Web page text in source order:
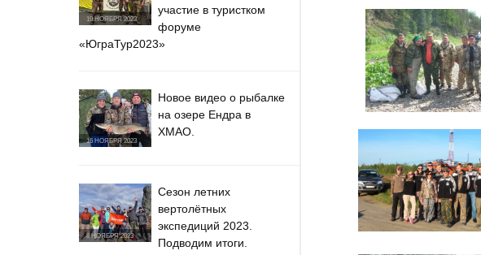
19 НОЯБРЯ 2023
участие в туристком
форуме
«ЮграТур2023»
16 НОЯБРЯ 2023
Новое видео о рыбалке
на озере Ендра в
ХМАО.
8 НОЯБРЯ 2023
Сезон летних
вертолётных
экспедиций 2023.
Подводим итоги.